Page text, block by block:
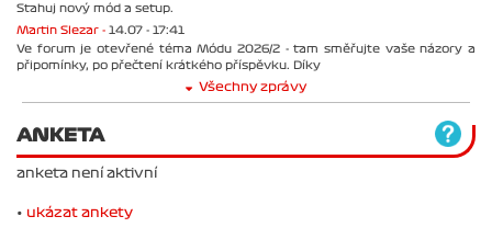
Stahuj nový mód a setup.
Martin Slezar - 14.07 - 17:41
Ve forum je otevřené téma Módu 2026/2 - tam směřujte vaše názory a
připomínky, po přečtení krátkého příspěvku. Díky
Všechny zprávy
ANKETA
anketa není aktivní
• ukázat ankety